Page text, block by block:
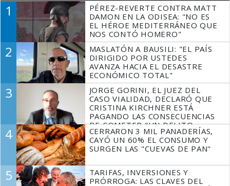
1
PÉREZ-REVERTE CONTRA MATT
DAMON EN LA ODISEA: "NO ES
EL HÉROE MEDITERRÁNEO QUE
NOS CONTÓ HOMERO"
2
MASLATÓN A BAUSILI: "EL PAÍS
DIRIGIDO POR USTEDES
AVANZA HACIA EL DESASTRE
ECONÓMICO TOTAL"
3
JORGE GORINI, EL JUEZ DEL
CASO VIALIDAD, DECLARÓ QUE
CRISTINA KIRCHNER ESTÁ
PAGANDO LAS CONSECUENCIAS
DE COMETER "UN DELITO
COMPROBADO"
4
CERRARON 3 MIL PANADERÍAS,
CAYÓ UN 60% EL CONSUMO Y
SURGEN LAS "CUEVAS DE PAN"
5
TARIFAS, INVERSIONES Y
PRÓRROGA: LAS CLAVES DEL